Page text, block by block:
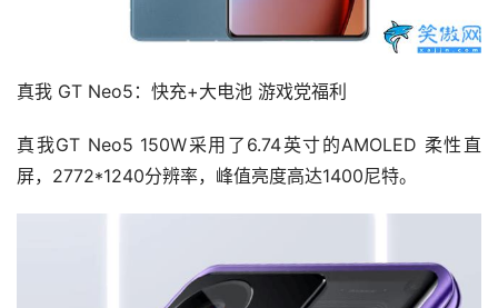
真我 GT Neo5：快充+大电池 游戏党福利
真我GT Neo5 150W采用了6.74英寸的AMOLED 柔性直
屏，2772*1240分辨率，峰值亮度高达1400尼特。